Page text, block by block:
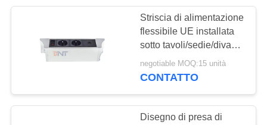
Flip Up Power
Outlet
190
Striscia di alimentazione
flessibile UE installata
sotto tavoli/sedie/divani,
prese di prolunga
elettriche sospese con
negotiable MOQ:15 unità
CONTATTO
Disegno di presa di